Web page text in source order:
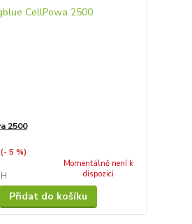
2500
(- 5 %)
Momentálně není k
dispozici
Přidat do košíku